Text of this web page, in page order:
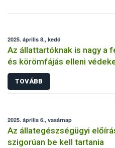
2025. április 8., kedd
Az állattartóknak is nagy a
és körömfájás elleni
TOVÁBB
2025. április 6., vasárnap
Az állategészségügyi
szigorúan be kell tartania